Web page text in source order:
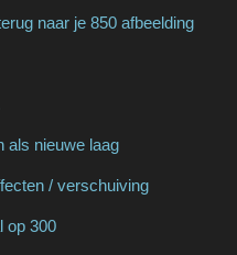
naar je 850 afbeelding
als nieuwe laag
/ verschuiving
op 300